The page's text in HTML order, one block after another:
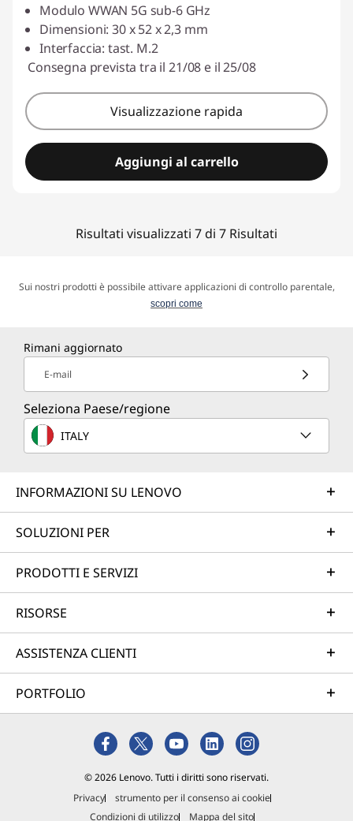
Modulo WWAN 5G sub-6 GHz
Dimensioni: 30 x 52 x 2,3 mm
Interfaccia: tast. M.2
Consegna prevista tra il 21/08 e il 25/08
Visualizzazione rapida
Aggiungi al carrello
Risultati visualizzati 7 di 7 Risultati
Sui nostri prodotti è possibile attivare applicazioni di controllo parentale,
scopri come
Rimani aggiornato
E-mail
Seleziona Paese/regione
ITALY
INFORMAZIONI SU LENOVO
SOLUZIONI PER
PRODOTTI E SERVIZI
RISORSE
ASSISTENZA CLIENTI
PORTFOLIO
© 2026 Lenovo. Tutti i diritti sono riservati.
Privacy
strumento per il consenso ai cookie
Condizioni di utilizzo
Mappa del sito